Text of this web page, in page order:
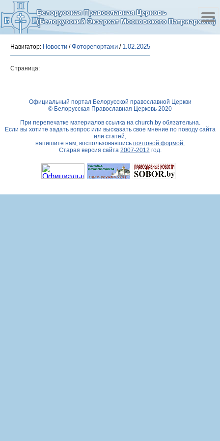
Белорусская Православная Церковь
(Белорусский Экзархат Московского Патриархата)
Навигатор: Новости /Фоторепортажи / 1.02.2025
Страница:
Официальный портал Белорусской православной Церкви
© Белорусская Православная Церковь 2020
При перепечатке материалов ссылка на church.byобязательна.
Если вы хотите задать вопрос или высказать свое мнение по поводу сайта
или статей,
напишите нам, воспользовавшись почтовой формой.
Старая версия сайта 2007-2012 год.